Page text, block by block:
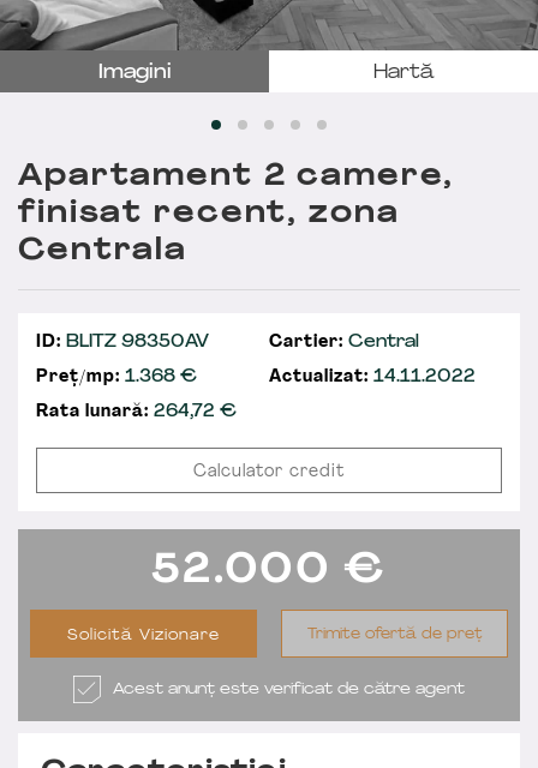
Imagini Hartă
Apartament 2 camere,
finisat recent, zona
Centrala
ID: BLITZ 98350AV Cartier: Central
Preț/mp: 1.368 € Actualizat: 14.11.2022
Rata lunară: 264,72 €
Calculator credit
52.000 €
Solicită Vizionare Trimite ofertă de preț
Acest anunț este verificat de către agent